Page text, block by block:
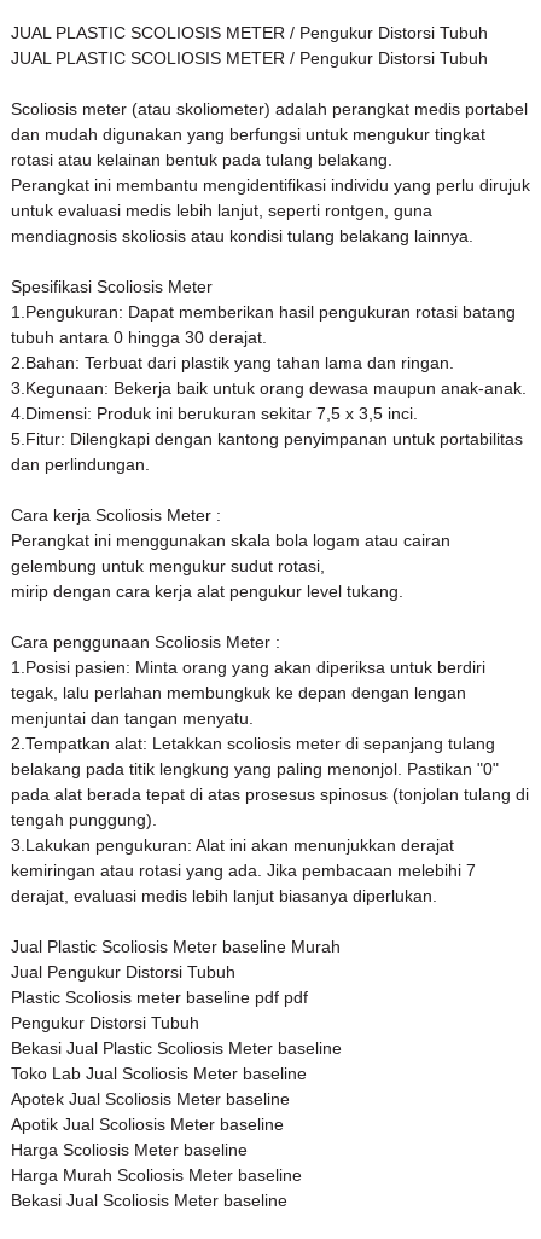
JUAL PLASTIC SCOLIOSIS METER / Pengukur Distorsi Tubuh
JUAL PLASTIC SCOLIOSIS METER / Pengukur Distorsi Tubuh
Scoliosis meter (atau skoliometer) adalah perangkat medis portabel
dan mudah digunakan yang berfungsi untuk mengukur tingkat
rotasi atau kelainan bentuk pada tulang belakang.
Perangkat ini membantu mengidentifikasi individu yang perlu dirujuk
untuk evaluasi medis lebih lanjut, seperti rontgen, guna
mendiagnosis skoliosis atau kondisi tulang belakang lainnya.
Spesifikasi Scoliosis Meter
1.Pengukuran: Dapat memberikan hasil pengukuran rotasi batang
tubuh antara 0 hingga 30 derajat.
2.Bahan: Terbuat dari plastik yang tahan lama dan ringan.
3.Kegunaan: Bekerja baik untuk orang dewasa maupun anak-anak.
4.Dimensi: Produk ini berukuran sekitar 7,5 x 3,5 inci.
5.Fitur: Dilengkapi dengan kantong penyimpanan untuk portabilitas
dan perlindungan.
Cara kerja Scoliosis Meter :
Perangkat ini menggunakan skala bola logam atau cairan
gelembung untuk mengukur sudut rotasi,
mirip dengan cara kerja alat pengukur level tukang.
Cara penggunaan Scoliosis Meter :
1.Posisi pasien: Minta orang yang akan diperiksa untuk berdiri
tegak, lalu perlahan membungkuk ke depan dengan lengan
menjuntai dan tangan menyatu.
2.Tempatkan alat: Letakkan scoliosis meter di sepanjang tulang
belakang pada titik lengkung yang paling menonjol. Pastikan "0"
pada alat berada tepat di atas prosesus spinosus (tonjolan tulang di
tengah punggung).
3.Lakukan pengukuran: Alat ini akan menunjukkan derajat
kemiringan atau rotasi yang ada. Jika pembacaan melebihi 7
derajat, evaluasi medis lebih lanjut biasanya diperlukan.
Jual Plastic Scoliosis Meter baseline Murah
Jual Pengukur Distorsi Tubuh
Plastic Scoliosis meter baseline pdf pdf
Pengukur Distorsi Tubuh
Bekasi Jual Plastic Scoliosis Meter baseline
Toko Lab Jual Scoliosis Meter baseline
Apotek Jual Scoliosis Meter baseline
Apotik Jual Scoliosis Meter baseline
Harga Scoliosis Meter baseline
Harga Murah Scoliosis Meter baseline
Bekasi Jual Scoliosis Meter baseline